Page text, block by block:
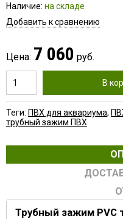
Наличие: на складе
Добавить к сравнению
Цена: 7 060 руб.
В
Теги: ПВХ для аквариума,
трубный зажим ПВХ
Трубный зажим PVC